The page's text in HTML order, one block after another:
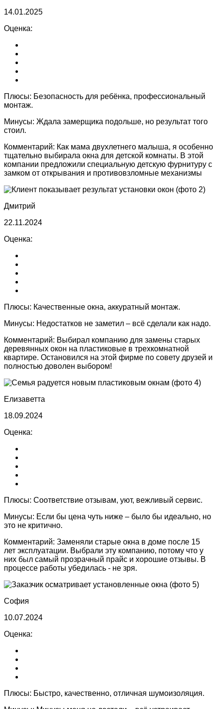
14.01.2025
Оценка:
Плюсы: Безопасность для ребёнка, профессиональный
монтаж.
Минусы: Ждала замерщика подольше, но результат того
стоил.
Комментарий: Как мама двухлетнего малыша, я особенно
тщательно выбирала окна для детской комнаты. В этой
компании предложили специальную детскую фурнитуру с
замком от открывания и противовзломные механизмы
Дмитрий
22.11.2024
Оценка:
Плюсы: Качественные окна, аккуратный монтаж.
Минусы: Недостатков не заметил – всё сделали как надо.
Комментарий: Выбирал компанию для замены старых
деревянных окон на пластиковые в трехкомнатной
квартире. Остановился на этой фирме по совету друзей и
полностью доволен выбором!
Елизаветта
18.09.2024
Оценка:
Плюсы: Соответствие отзывам, уют, вежливый сервис.
Минусы: Если бы цена чуть ниже – было бы идеально, но
это не критично.
Комментарий: Заменяли старые окна в доме после 15
лет эксплуатации. Выбрали эту компанию, потому что у
них был самый прозрачный прайс и хорошие отзывы. В
процессе работы убедилась - не зря.
София
10.07.2024
Оценка:
Плюсы: Быстро, качественно, отличная шумоизоляция.